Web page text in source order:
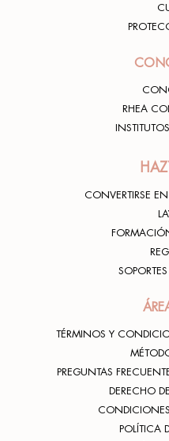
RHEA
CONVERTIRSE
TÉRMINOS Y
PREGUNTAS
DERECHO
POLÍTICA